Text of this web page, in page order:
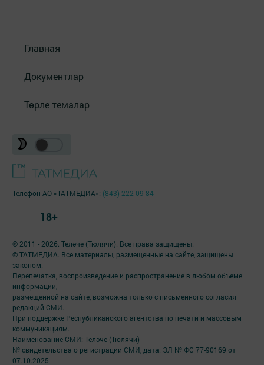
Главная
Документлар
Төрле темалар
© 2011 - 2026. Теләче (Тюлячи). Все права защищены.
© ТАТМЕДИА. Все материалы, размещенные на сайте, защищены
законом.
Перепечатка, воспроизведение и распространение в любом объеме
информации,
размещенной на сайте, возможна только с письменного согласия
редакций СМИ.
При поддержке Республиканского агентства по печати и массовым
коммуникациям.
Наименование СМИ: Теләче (Тюлячи)
№ свидетельства о регистрации СМИ, дата: ЭЛ № ФС 77-90169 от
07.10.2025
Телефон АО «ТАТМЕДИА»: (843) 222 09 84
18+